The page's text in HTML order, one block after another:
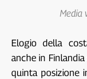
Media
Elogio della
anche in
quinta posizione